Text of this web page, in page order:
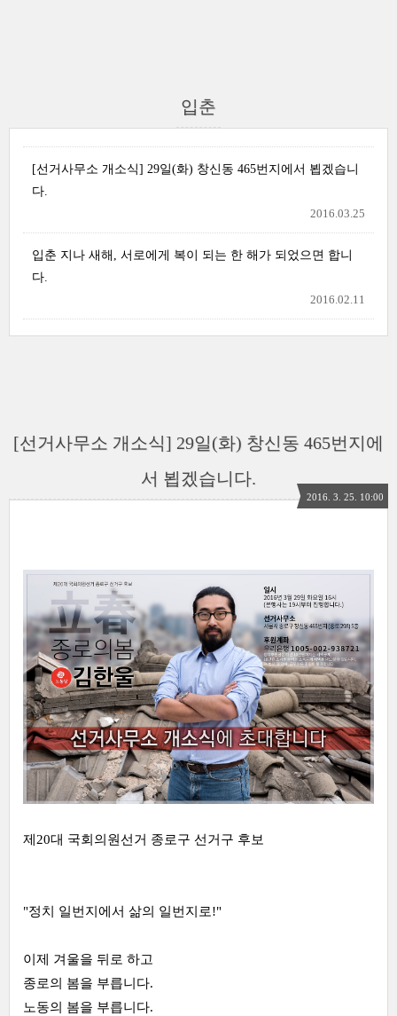
입춘
[선거사무소 개소식] 29일(화) 창신동 465번지에서 뵙겠습니
다.
2016.03.25
입춘 지나 새해, 서로에게 복이 되는 한 해가 되었으면 합니
다.
2016.02.11
[선거사무소 개소식] 29일(화) 창신동 465번지에
서 뵙겠습니다.
2016. 3. 25. 10:00
제20대 국회의원선거 종로구 선거구 후보
"정치 일번지에서 삶의 일번지로!"
이제 겨울을 뒤로 하고
종로의 봄을 부릅니다.
노동의 봄을 부릅니다.